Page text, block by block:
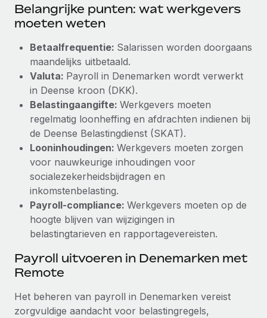
Belangrijke punten: wat werkgevers
moeten weten
Betaalfrequentie: Salarissen worden doorgaans
maandelijks uitbetaald.
Valuta: Payroll in Denemarken wordt verwerkt
in Deense kroon (DKK).
Belastingaangifte: Werkgevers moeten
regelmatig loonheffing en afdrachten indienen bij
de Deense Belastingdienst (SKAT).
Looninhoudingen: Werkgevers moeten zorgen
voor nauwkeurige inhoudingen voor
socialezekerheidsbijdragen en
inkomstenbelasting.
Payroll-compliance: Werkgevers moeten op de
hoogte blijven van wijzigingen in
belastingtarieven en rapportagevereisten.
Payroll uitvoeren in Denemarken met
Remote
Het beheren van payroll in Denemarken vereist
zorgvuldige aandacht voor belastingregels,